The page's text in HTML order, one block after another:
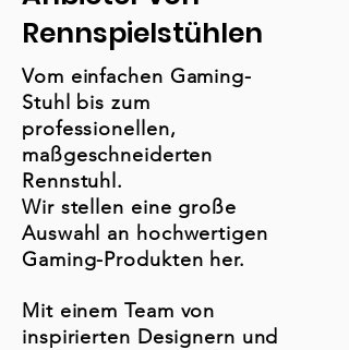
Rennspielstühlen
Vom einfachen Gaming-
Stuhl bis zum
professionellen,
maßgeschneiderten
Rennstuhl.
Wir stellen eine große
Auswahl an hochwertigen
Gaming-Produkten her.
Mit einem Team von
inspirierten Designern und